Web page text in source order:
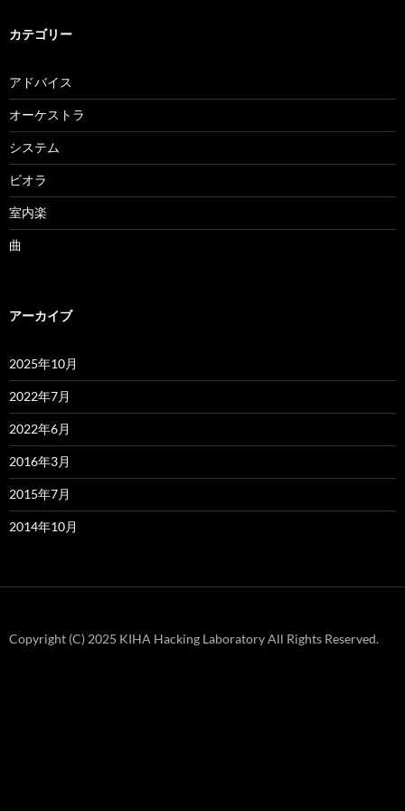
カテゴリー
アドバイス
オーケストラ
システム
ビオラ
室内楽
曲
アーカイブ
2025年10月
2022年7月
2022年6月
2016年3月
2015年7月
2014年10月
Copyright (C) 2025 KIHA Hacking Laboratory All Rights Reserved.